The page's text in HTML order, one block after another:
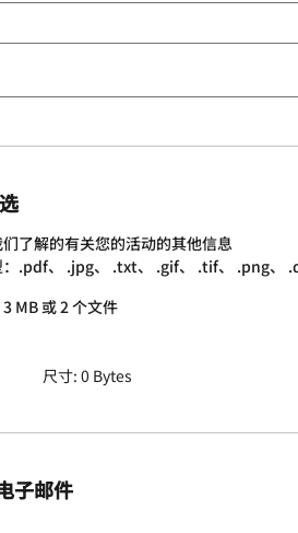
了解的有关您的活动的其他信息
：.pdf、 .jpg、 .txt、 .gif、 .tif、 .png、
MB 或 2 个文件
尺寸: 0 Bytes
子邮件